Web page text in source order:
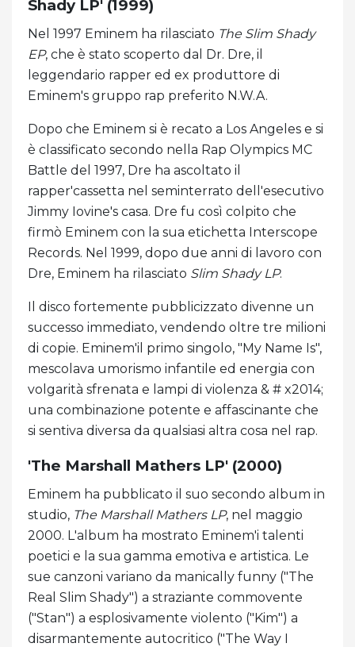
Shady LP' (1999)
Nel 1997 Eminem ha rilasciato The Slim Shady
EP, che è stato scoperto dal Dr. Dre, il
leggendario rapper ed ex produttore di
Eminem's gruppo rap preferito N.W.A.
Dopo che Eminem si è recato a Los Angeles e si
è classificato secondo nella Rap Olympics MC
Battle del 1997, Dre ha ascoltato il
rapper'cassetta nel seminterrato dell'esecutivo
Jimmy Iovine's casa. Dre fu così colpito che
firmò Eminem con la sua etichetta Interscope
Records. Nel 1999, dopo due anni di lavoro con
Dre, Eminem ha rilasciato Slim Shady LP.
Il disco fortemente pubblicizzato divenne un
successo immediato, vendendo oltre tre milioni
di copie. Eminem'il primo singolo, "My Name Is",
mescolava umorismo infantile ed energia con
volgarità sfrenata e lampi di violenza & # x2014;
una combinazione potente e affascinante che
si sentiva diversa da qualsiasi altra cosa nel rap.
'The Marshall Mathers LP' (2000)
Eminem ha pubblicato il suo secondo album in
studio, The Marshall Mathers LP, nel maggio
2000. L'album ha mostrato Eminem'i talenti
poetici e la sua gamma emotiva e artistica. Le
sue canzoni variano da manically funny ("The
Real Slim Shady") a straziante commovente
("Stan") a esplosivamente violento ("Kim") a
disarmantemente autocritico ("The Way I